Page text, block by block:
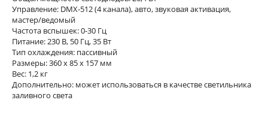
Управление: DMX-512 (4 канала), авто, звуковая активация,
мастер/ведомый
Частота вспышек: 0-30 Гц
Питание: 230 В, 50 Гц, 35 Вт
Тип охлаждения: пассивный
Размеры: 360 x 85 x 157 мм
Вес: 1,2 кг
Дополнительно: может использоваться в качестве светильника
заливного света